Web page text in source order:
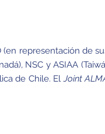
representación de
NSC y ASIAA
de Chile. El Joint